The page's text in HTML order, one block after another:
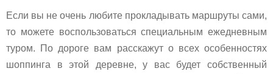
Если вы не очень любите прокладывать маршруты сами,
то можете воспользоваться специальным ежедневным
туром. По дороге вам расскажут о всех особенностях
шоппинга в этой деревне, у вас будет собственный